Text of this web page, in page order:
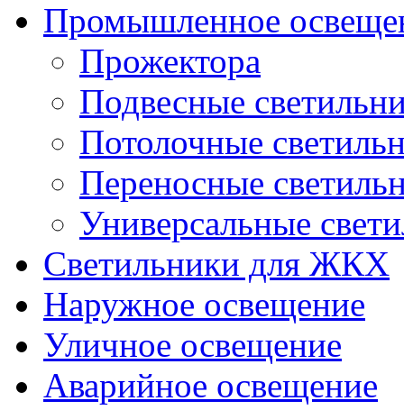
Промышленное
Прожектора
Подвесные
Потолочные
Переносные
Универсальные
Светильники для ЖКХ
Наружное освещение
Уличное освещение
Аварийное освещение